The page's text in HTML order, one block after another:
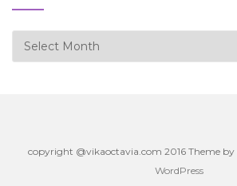
Archives
copyright @vikaoctavia.com 2016 Theme by
WordPress